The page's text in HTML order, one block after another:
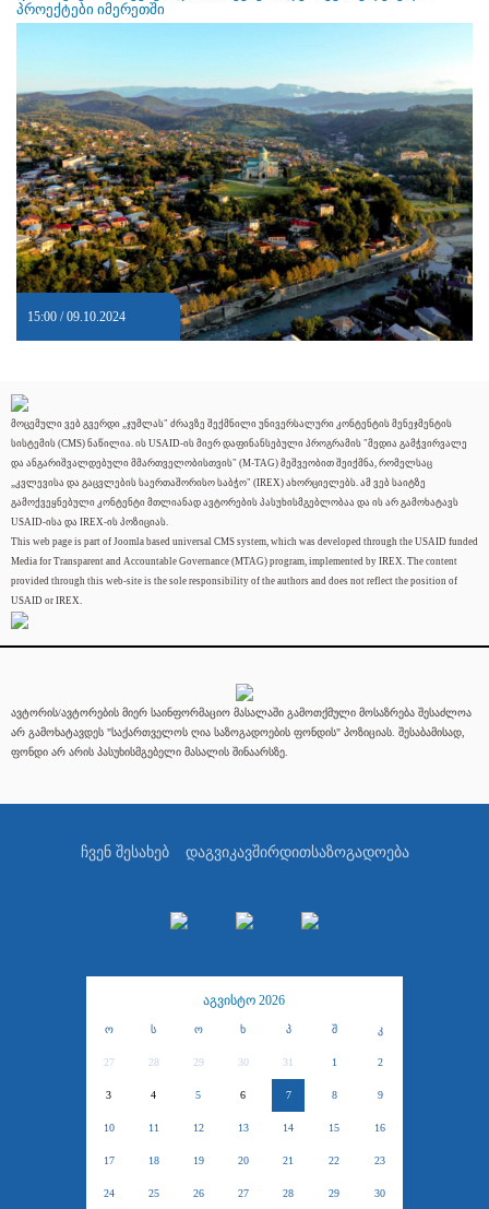
პროექტები იმერეთში
15:00 / 09.10.2024
მოცემული ვებ გვერდი „ჯუმლას" ძრავზე შექმნილი უნივერსალური კონტენტის მენეჯმენტის
სისტემის (CMS) ნაწილია. ის USAID-ის მიერ დაფინანსებული პროგრამის "მედია გამჭვირვალე
და ანგარიშვალდებული მმართველობისთვის" (M-TAG) მეშვეობით შეიქმნა, რომელსაც
„კვლევისა და გაცვლების საერთაშორისო საბჭო" (IREX) ახორციელებს. ამ ვებ საიტზე
გამოქვეყნებული კონტენტი მთლიანად ავტორების პასუხისმგებლობაა და ის არ გამოხატავს
USAID-ისა და IREX-ის პოზიციას.
This web page is part of Joomla based universal CMS system, which was developed through the USAID funded
Media for Transparent and Accountable Governance (MTAG) program, implemented by IREX. The content
provided through this web-site is the sole responsibility of the authors and does not reflect the position of
USAID or IREX.
ავტორის/ავტორების მიერ საინფორმაციო მასალაში გამოთქმული მოსაზრება შესაძლოა
არ გამოხატავდეს "საქართველოს ღია საზოგადოების ფონდის" პოზიციას. შესაბამისად,
ფონდი არ არის პასუხისმგებელი მასალის შინაარსზე.
ჩვენ შესახებ დაგვიკავშირდითსაზოგადოება
აგვისტო 2026
ო ს ო ხ პ შ კ
27 28 29 30 31 1 2
3 4 5 6 7 8 9
10 11 12 13 14 15 16
17 18 19 20 21 22 23
24 25 26 27 28 29 30